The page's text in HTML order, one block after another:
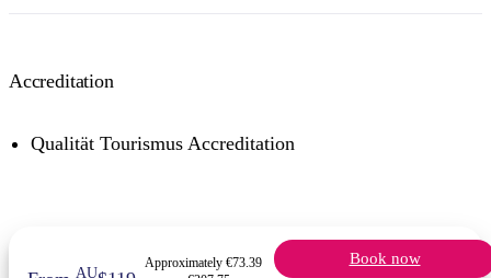
Accreditation
Qualität Tourismus Accreditation
AU
Approximately €73.39
Book now